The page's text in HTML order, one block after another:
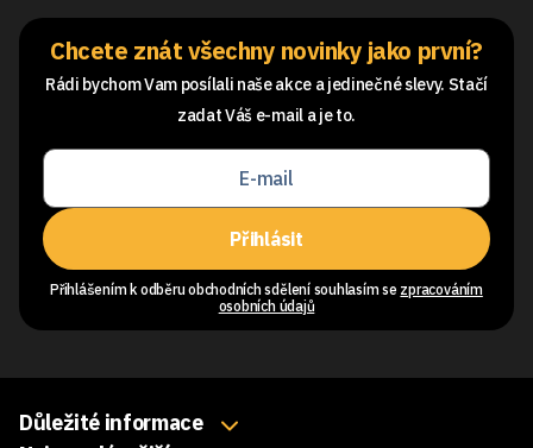
Chcete znát všechny novinky jako první?
Rádi bychom Vam posílali naše akce a jedinečné slevy. Stačí
zadat Váš e-mail a je to.
Přihlásit
Přihlášením k odběru obchodních sdělení souhlasím se zpracováním
osobních údajů
Důležité informace